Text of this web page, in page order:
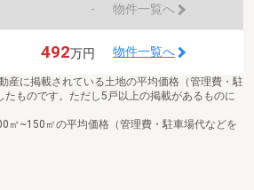
- 物件一覧へ
492万円 物件一覧へ
産に掲載されている土地の平均価格（管理費・駐
たものです。ただし5戸以上の掲載があるものに
㎡~150㎡の平均価格（管理費・駐車場代などを